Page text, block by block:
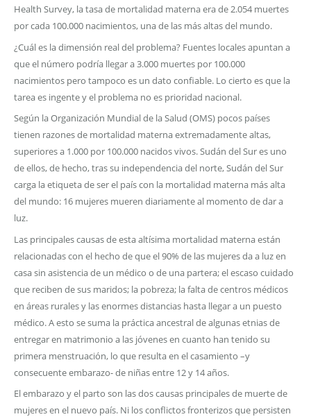
Health Survey, la tasa de mortalidad materna era de 2.054 muertes
por cada 100.000 nacimientos, una de las más altas del mundo.
¿Cuál es la dimensión real del problema? Fuentes locales apuntan a
que el número podría llegar a 3.000 muertes por 100.000
nacimientos pero tampoco es un dato confiable. Lo cierto es que la
tarea es ingente y el problema no es prioridad nacional.
Según la Organización Mundial de la Salud (OMS) pocos países
tienen razones de mortalidad materna extremadamente altas,
superiores a 1.000 por 100.000 nacidos vivos. Sudán del Sur es uno
de ellos, de hecho, tras su independencia del norte, Sudán del Sur
carga la etiqueta de ser el país con la mortalidad materna más alta
del mundo: 16 mujeres mueren diariamente al momento de dar a
luz.
Las principales causas de esta altísima mortalidad materna están
relacionadas con el hecho de que el 90% de las mujeres da a luz en
casa sin asistencia de un médico o de una partera; el escaso cuidado
que reciben de sus maridos; la pobreza; la falta de centros médicos
en áreas rurales y las enormes distancias hasta llegar a un puesto
médico. A esto se suma la práctica ancestral de algunas etnias de
entregar en matrimonio a las jóvenes en cuanto han tenido su
primera menstruación, lo que resulta en el casamiento –y
consecuente embarazo- de niñas entre 12 y 14 años.
El embarazo y el parto son las dos causas principales de muerte de
mujeres en el nuevo país. Ni los conflictos fronterizos que persisten